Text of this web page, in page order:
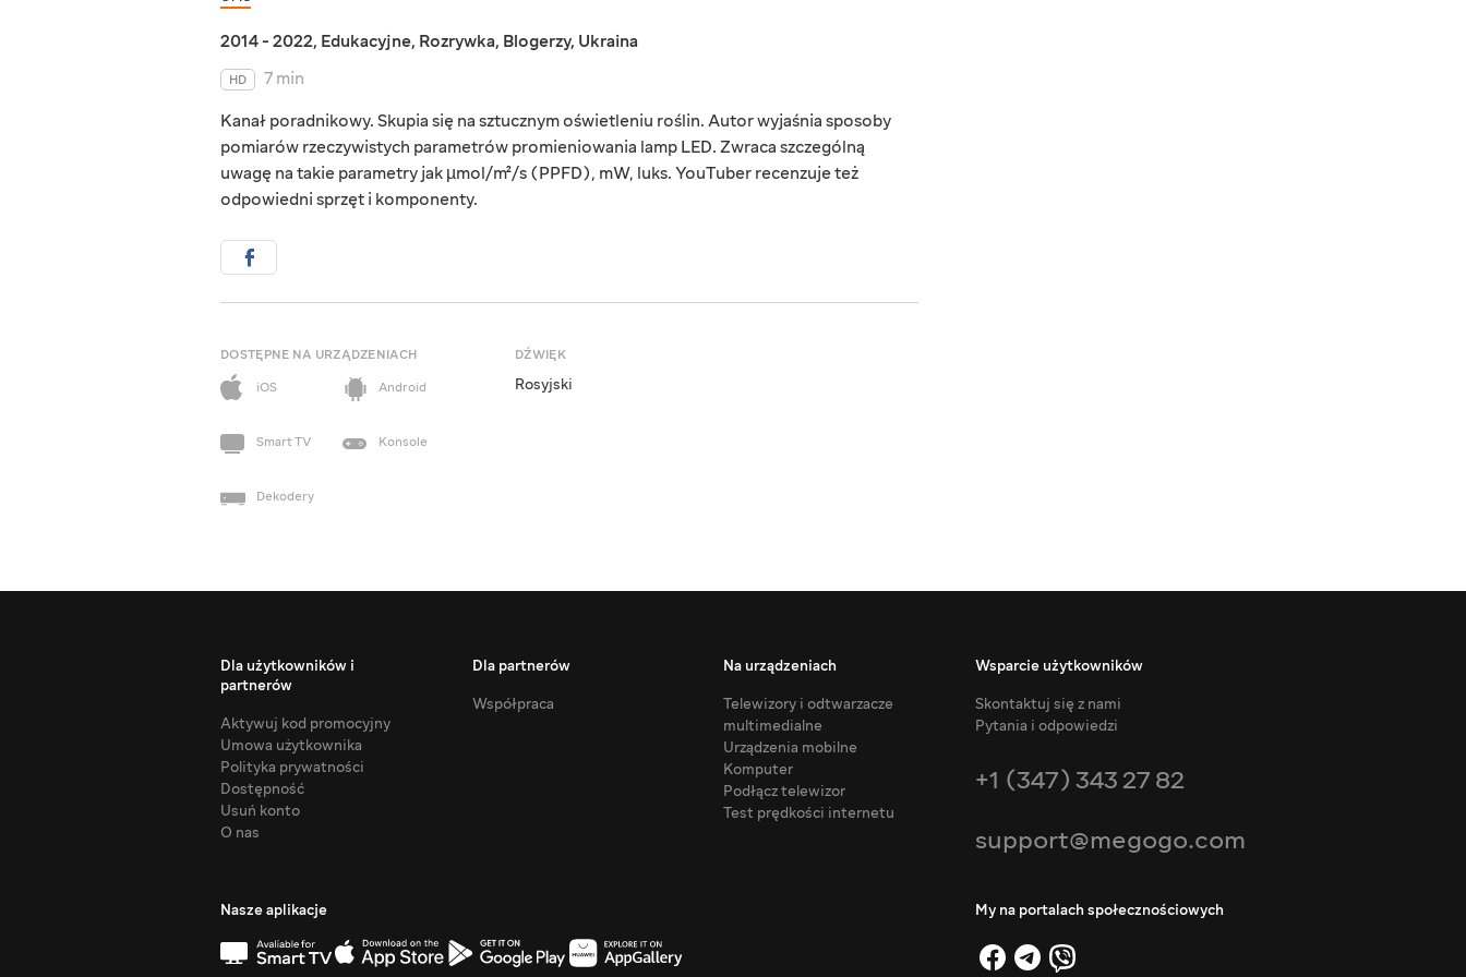
2014 - 2022, Edukacyjne, Rozrywka, Blogerzy, Ukraina
HD
7 min
Kanał poradnikowy. Skupia się na sztucznym oświetleniu roślin. Autor wyjaśnia sposoby
pomiarów rzeczywistych parametrów promieniowania lamp LED. Zwraca szczególną
uwagę na takie parametry jak µmol/m²/s (PPFD), mW, luks. YouTuber recenzuje też
odpowiedni sprzęt i komponenty.
DOSTĘPNE NA URZĄDZENIACH
iOS
Android
Smart TV Konsole
Dekodery
DŹWIĘK
Rosyjski
Dla użytkowników i
partnerów
Aktywuj kod promocyjny
Umowa użytkownika
Polityka prywatności
Dostępność
Usuń konto
O nas
Dla partnerów
Współpraca
Na urządzeniach
Telewizory i odtwarzacze
multimedialne
Urządzenia mobilne
Komputer
Podłącz telewizor
Test prędkości internetu
Wsparcie użytkowników
Skontaktuj się z nami
Pytania i odpowiedzi
+1 (347) 343 27 82
support@megogo.com
Nasze aplikacje My na portalach społecznościowych